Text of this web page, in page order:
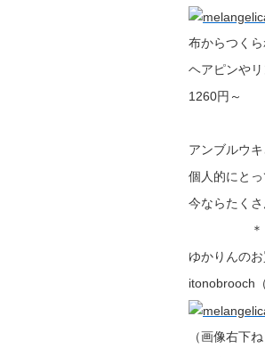
布からつく
ヘアピンや
1260円～
アンブルウ
個人的にとっ
今ならたく
＊
ゆかりんの
itonobrooch
（画像右下ね